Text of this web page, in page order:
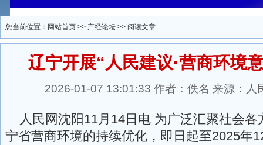
您当前位置： 网站首页 >> 产经论坛 >> 阅读文章
辽宁开展“人民建议·营商环境
2026-01-07 13:01:33 作者：佚名 来源：
人民网沈阳11月14日电 为广泛汇聚社会各
宁省营商环境的持续优化，即日起至2025年